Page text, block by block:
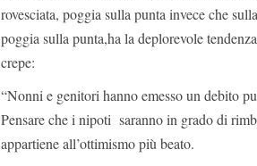
rovesciata, poggia sulla punta invece che
poggia sulla punta,ha la deplorevole
crepe:
“Nonni e genitori hanno emesso un debito
Pensare che i nipoti saranno in grado di
appartiene all’ottimismo più beato.